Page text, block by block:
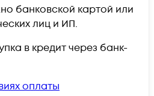
банковской картой или
лиц и ИП.
в кредит через банк-
оплаты